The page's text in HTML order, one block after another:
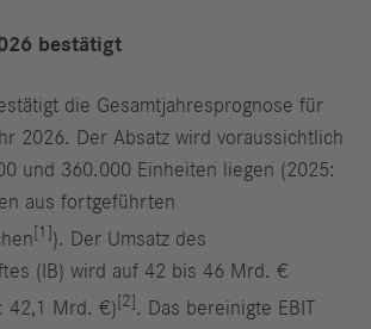
bestätigt
die Gesamtjahresprognose für
2026. Der Absatz wird voraussichtlich
und 360.000 Einheiten liegen (2025:
aus fortgeführten
[1] ). Der Umsatz des
(IB) wird auf 42 bis 46 Mrd. €
42,1 Mrd. €)[2] . Das bereinigte EBIT